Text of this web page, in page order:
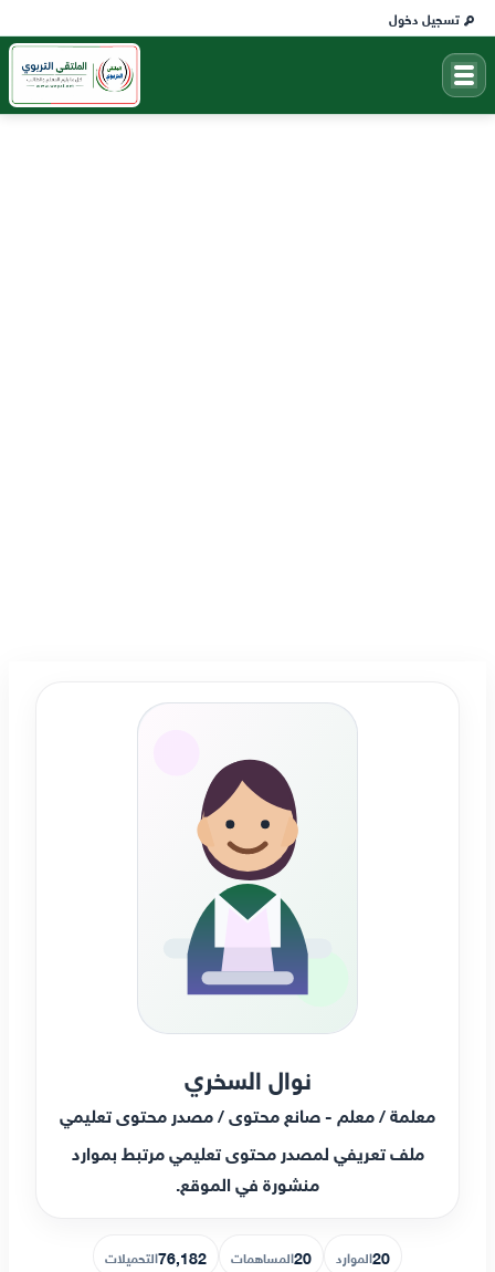
تسجيل دخول
نوال السخري
معلمة / معلم - صانع محتوى / مصدر محتوى تعليمي
ملف تعريفي لمصدر محتوى تعليمي مرتبط بموارد
منشورة في الموقع.
20الموارد 20المساهمات 76,182التحميلات